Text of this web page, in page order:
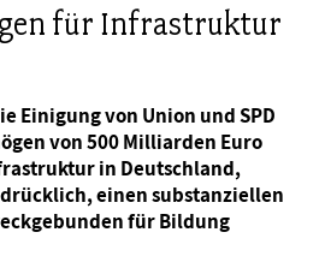
für Infrastruktur
Einigung von Union und SPD
von 500 Milliarden Euro
in Deutschland,
einen substanziellen
für Bildung